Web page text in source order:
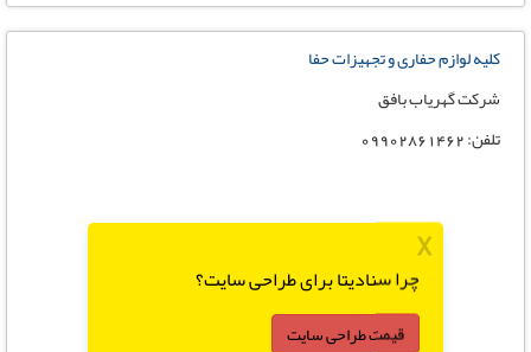
کلیه لوازم حفاری و تجهیزات حفا
شرکت گهریاب بافق
تلفن: 09902861462
X
چرا سنادیتا برای طراحی سایت؟
قیمت طراحی سایت